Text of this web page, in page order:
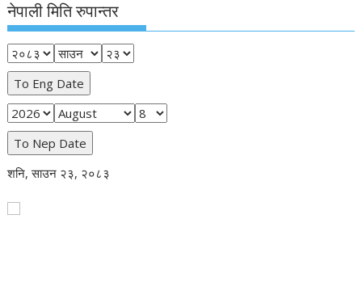
नेपाली मिति रुपान्तर
To Eng Date
To Nep Date
शनि, साउन २३, २०८३